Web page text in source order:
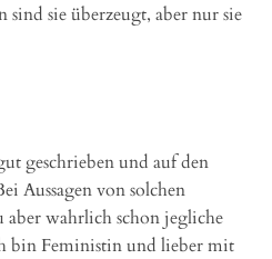
sind sie überzeugt, aber nur sie
geschrieben und auf den
Aussagen von solchen
aber wahrlich schon jegliche
bin Feministin und lieber mit